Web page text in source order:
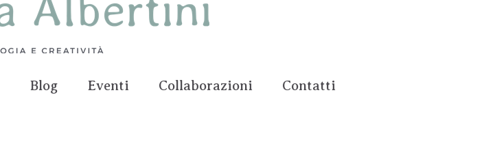
Blog Eventi Collaborazioni Contatti